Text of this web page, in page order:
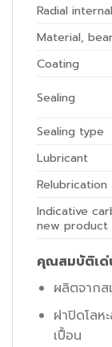
Radial
Material,
Coating
Sealing
Sealing type
Lubricant
Indicative
new product
คุณสมบัติเด่
ผลิตจาก
ฝาปิดโลห
เปื้อน